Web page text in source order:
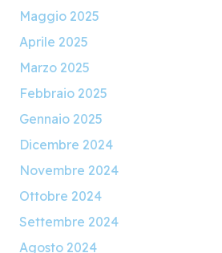
Maggio 2025
Aprile 2025
Marzo 2025
Febbraio 2025
Gennaio 2025
Dicembre 2024
Novembre 2024
Ottobre 2024
Settembre 2024
Agosto 2024